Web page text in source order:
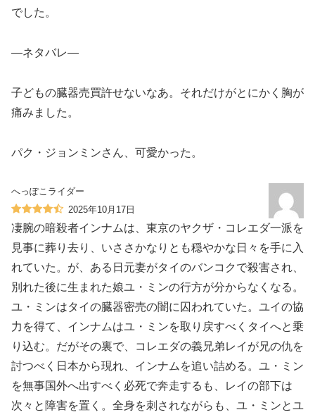
でした。
—ネタバレ—
子どもの臓器売買許せないなあ。それだけがとにかく胸が
痛みました。
パク・ジョンミンさん、可愛かった。
へっぽこライダー
2025年10月17日
凄腕の暗殺者インナムは、東京のヤクザ・コレエダ一派を
見事に葬り去り、いささかなりとも穏やかな日々を手に入
れていた。が、ある日元妻がタイのバンコクで殺害され、
別れた後に生まれた娘ユ・ミンの行方が分からなくなる。
ユ・ミンはタイの臓器密売の闇に囚われていた。ユイの協
力を得て、インナムはユ・ミンを取り戻すべくタイへと乗
り込む。だがその裏で、コレエダの義兄弟レイが兄の仇を
討つべく日本から現れ、インナムを追い詰める。ユ・ミン
を無事国外へ出すべく必死で奔走するも、レイの部下は
次々と障害を置く。全身を刺されながらも、ユ・ミンとユ